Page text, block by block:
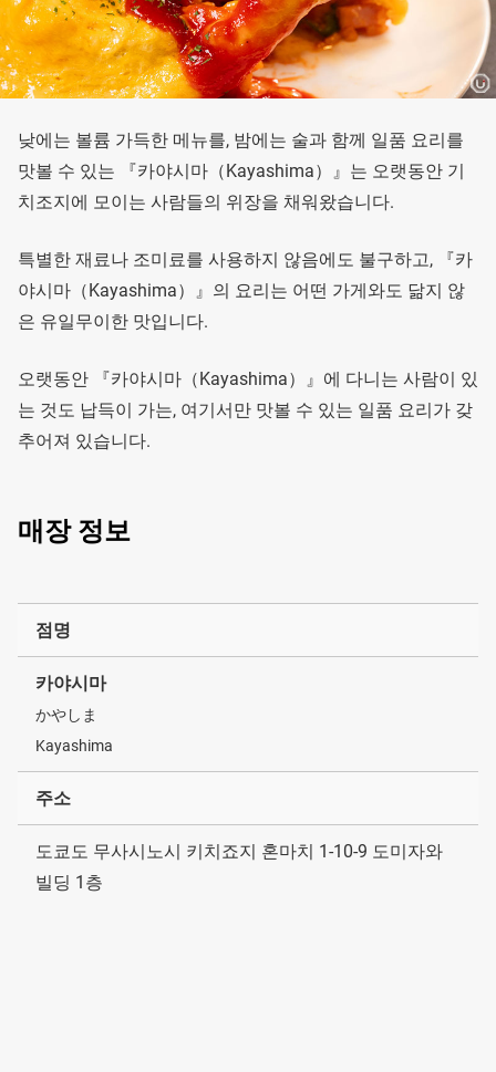
낮에는 볼륨 가득한 메뉴를, 밤에는 술과 함께 일품 요리를
맛볼 수 있는 『카야시마（Kayashima）』는 오랫동안 기
치조지에 모이는 사람들의 위장을 채워왔습니다.
특별한 재료나 조미료를 사용하지 않음에도 불구하고, 『카
야시마（Kayashima）』의 요리는 어떤 가게와도 닮지 않
은 유일무이한 맛입니다.
오랫동안 『카야시마（Kayashima）』에 다니는 사람이 있
는 것도 납득이 가는, 여기서만 맛볼 수 있는 일품 요리가 갖
추어져 있습니다.
매장 정보
점명
카야시마
かやしま
Kayashima
주소
도쿄도 무사시노시 키치죠지 혼마치 1-10-9 도미자와
빌딩 1층